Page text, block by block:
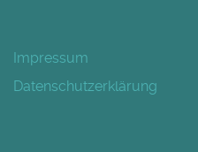
Impressum
Datenschutzerklärung